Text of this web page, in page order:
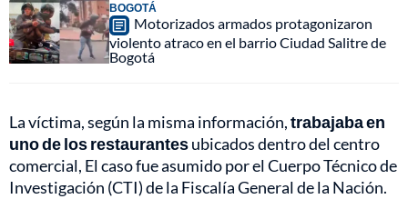
BOGOTÁ
Motorizados armados protagonizaron
violento atraco en el barrio Ciudad Salitre de
Bogotá
La víctima, según la misma información,trabajaba en
uno de los restaurantesubicados dentro del centro
comercial, El caso fue asumido por el Cuerpo Técnico de
Investigación (CTI) de la Fiscalía General de la Nación.